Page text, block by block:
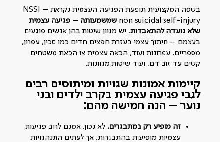
בשפה המקצועית תופעת הפגיעה העצמית נקראת NSSI –
non suicidal self-injury שמשמעותה – פגיעה עצמית
שלא נועדה להתאבדות. יש מגוון שיטות בהן אנשים פוגעים
בעצמם – חיתוך עצמי בעזרת חפצים חדים כמו סכין, עפרון,
מספריים, עפרונות ועוד, הכאה עצמית או הכאת משטחים
קשים עד זוב דם, ועוד שיטות מגוונות.
קיימות אמונות שגויות ומיתוסים רבים
לגבי פגיעה עצמית בקרב ילדים ובני
נוער – הנה חמישה מהם:
זה מופיע רק במתבגרים. לא נכון. אמנם לרוב פגיעות
עצמיות מופיעות בהתבגרות, אך לעתים התנהגויות